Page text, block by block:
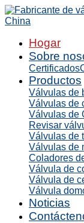
Hogar
Sobre
Certificados
Productos
Válvulas de
Válvulas de
Válvulas de
Revisar
Válvulas de
Válvulas de
Coladores
Válvula de
Válvula de
Válvula
Noticias